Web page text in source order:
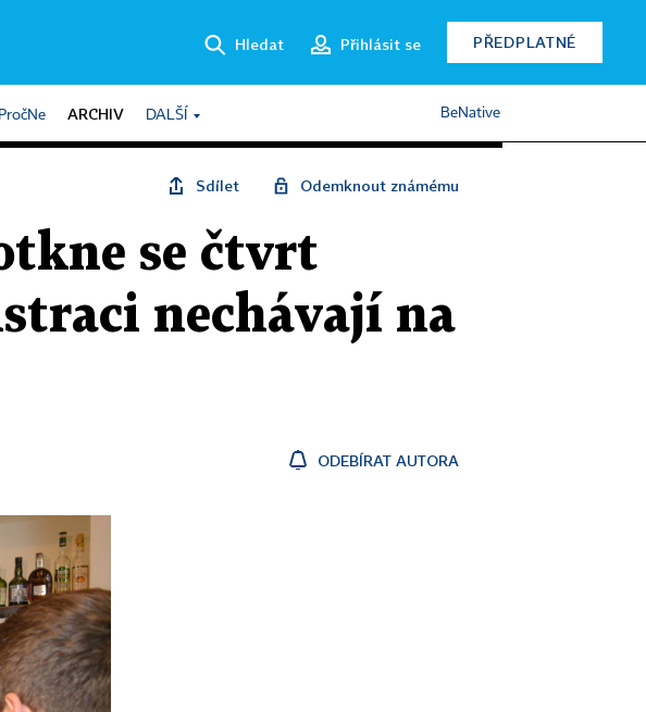
Hledat Přihlásit se PŘEDPLATNÉ
PročNe ARCHIV DALŠÍ BeNative
Sdílet Odemknout známému
se čtvrt
nechávají na
ODEBÍRAT AUTORA